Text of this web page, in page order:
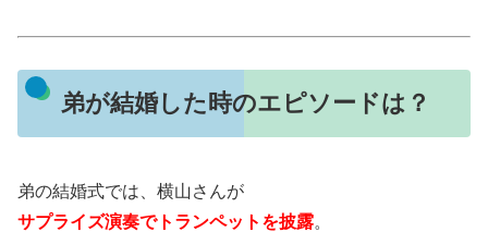
弟が結婚した時のエピソードは？
弟の結婚式では、横山さんが
サプライズ演奏でトランペットを披露。